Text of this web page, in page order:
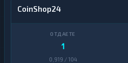
CoinShop24
1
0,919 / 104